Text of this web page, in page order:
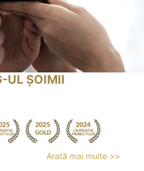
UL ȘOIMII
Arată mai multe >>